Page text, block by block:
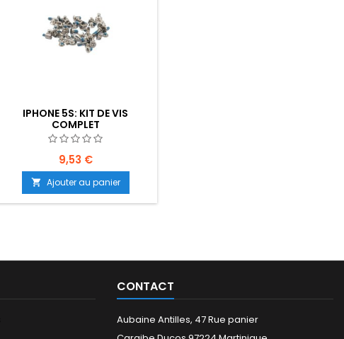
IPHONE 5S: KIT DE VIS
COMPLET
9,53 €
 Ajouter au panier
CONTACT
Aubaine Antilles, 47 Rue panier